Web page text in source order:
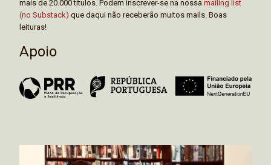
mais de 20.000 títulos. Podem inscrever-se na nossa mailing list
(no Substack) que daqui não receberão muitos mails. Boas
leituras!
Apoio